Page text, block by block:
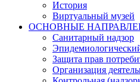
История
Виртуальный музей
ОСНОВНЫЕ
Санитарный надзор
Защита прав
Организация